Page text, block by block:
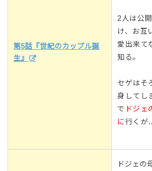
第5話『世紀のカップル誕
生』
2人は公
け、お互
愛出来て
知る。
セゲはそ
身してし
で ドジェ
に行くが
ドジェの